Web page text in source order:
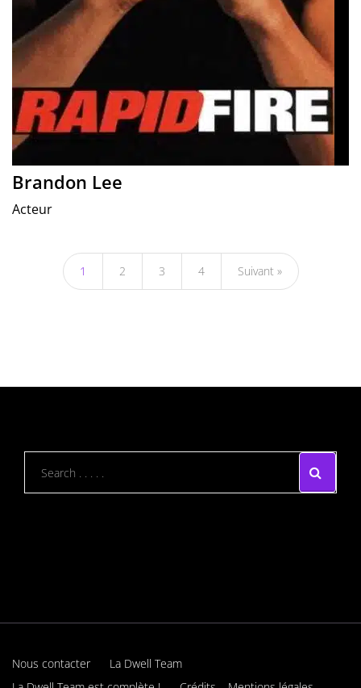
Brandon Lee
Acteur
1 2 3 4 Suivant »
Nous contacter
La Dwell Team